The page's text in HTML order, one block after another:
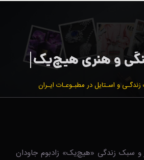
و اسـتایل در مطبـوعـات ایـران
سبک زندگی‌ «هیچ‌یک» زادبوم جاودان